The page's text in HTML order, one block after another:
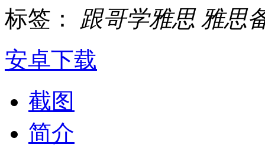
标签： 跟哥学雅思 雅思
安卓下载
截图
简介